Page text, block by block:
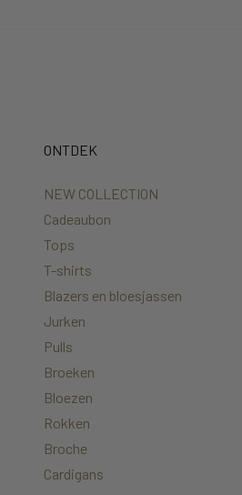
ONTDEK
NEW COLLECTION
Cadeaubon
Tops
T-shirts
Blazers en bloesjassen
Jurken
Pulls
Broeken
Bloezen
Rokken
Broche
Cardigans